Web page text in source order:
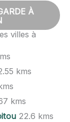
À
villes à
kms
kms
22.6 kms